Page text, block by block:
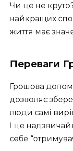
Чи це не
найкращих
життя має
Переваги
Грошова
дозволяє
люди самі
І це
себе